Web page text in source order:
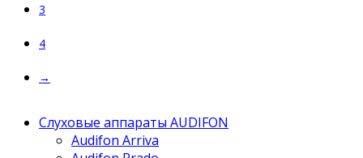
3
4
→
Слуховые аппараты AUDIFON
Audifon Arriva